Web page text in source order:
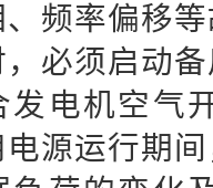
频率偏移
必须启动
发电机空气
源运行期